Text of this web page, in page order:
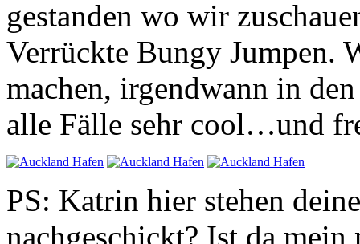
gestanden wo wir
Verrückte Bungy Jumpen.
machen, irgendwann in
alle Fälle sehr cool…und
PS: Katrin hier stehen
nachgeschickt? Ist da